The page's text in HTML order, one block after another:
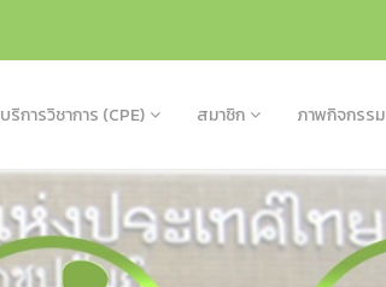
บริการวิชาการ (CPE) สมาชิก ภาพกิจกรรม